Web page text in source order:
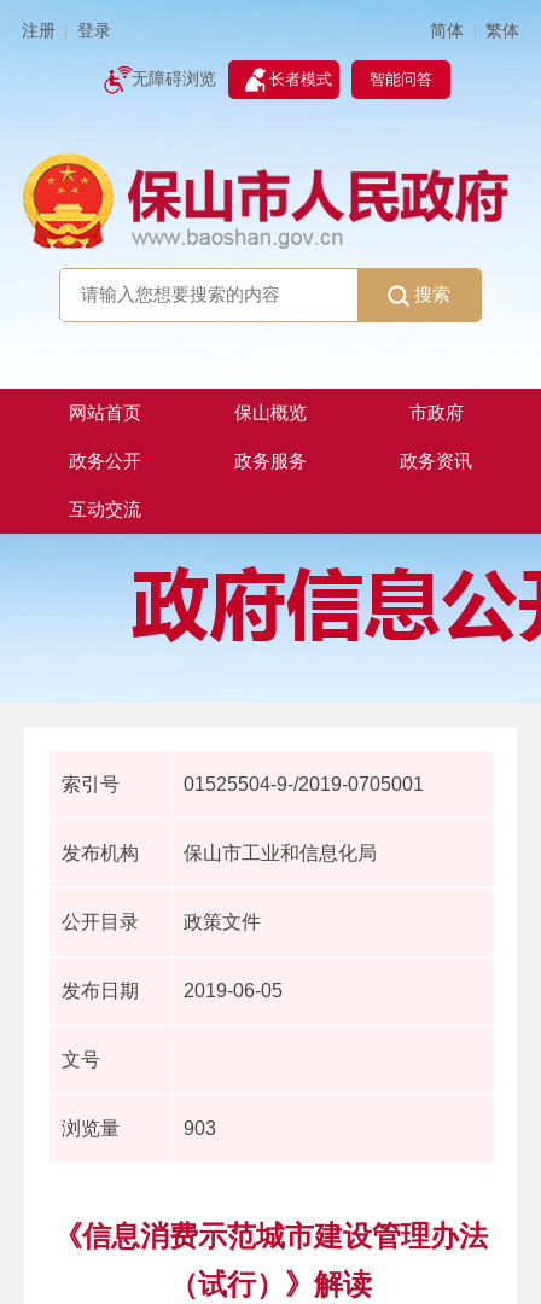
注册 登录 简体 | 繁体
无障碍浏览 长者模式 智能问答
搜索
网站首页 保山概览 市政府
政务公开 政务服务 政务资讯
互动交流
索引号 01525504-9-/2019-0705001
发布机构 保山市工业和信息化局
公开目录 政策文件
发布日期 2019-06-05
文号
浏览量 903
《信息消费示范城市建设管理办法
（试行）》解读